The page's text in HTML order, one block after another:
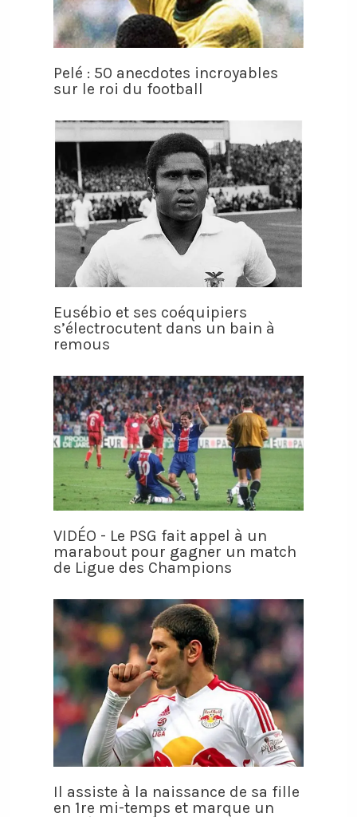
Pelé : 50 anecdotes incroyables
sur le roi du football
Eusébio et ses coéquipiers
s’électrocutent dans un bain à
remous
VIDÉO - Le PSG fait appel à un
marabout pour gagner un match
de Ligue des Champions
Il assiste à la naissance de sa fille
en 1re mi-temps et marque un